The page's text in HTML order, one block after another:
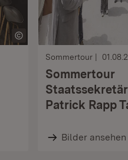
Sommertour
Sommertour
Patrick Rapp
Bilder ansehen